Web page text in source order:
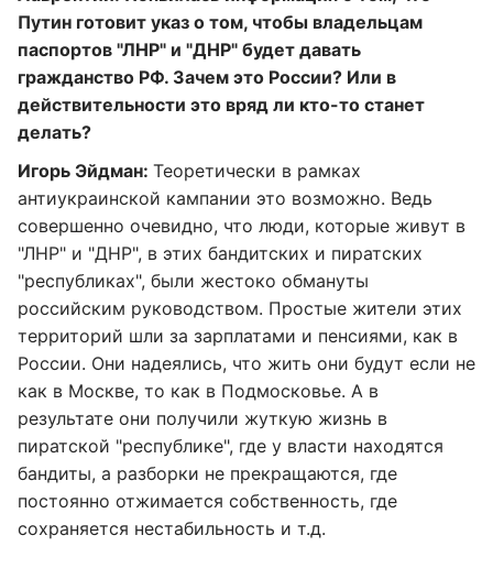
Путин готовит указ о том, чтобы владельцам
паспортов "ЛНР" и "ДНР" будет давать
гражданство РФ. Зачем это России? Или в
действительности это вряд ли кто-то станет
делать?
Игорь Эйдман: Теоретически в рамках
антиукраинской кампании это возможно. Ведь
совершенно очевидно, что люди, которые живут в
"ЛНР" и "ДНР", в этих бандитских и пиратских
"республиках", были жестоко обмануты
российским руководством. Простые жители этих
территорий шли за зарплатами и пенсиями, как в
России. Они надеялись, что жить они будут если не
как в Москве, то как в Подмосковье. А в
результате они получили жуткую жизнь в
пиратской "республике", где у власти находятся
бандиты, а разборки не прекращаются, где
постоянно отжимается собственность, где
сохраняется нестабильность и т.д.